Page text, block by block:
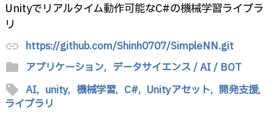
Unityでリアルタイム動作可能なC#の機械学習ライブラ
リ
link https://github.com/Shinh0707/SimpleNN.git
folder アプリケーション, データサイエンス / AI / BOT
sell AI, unity, 機械学習, C#, Unityアセット, 開発支援,
ライブラリ